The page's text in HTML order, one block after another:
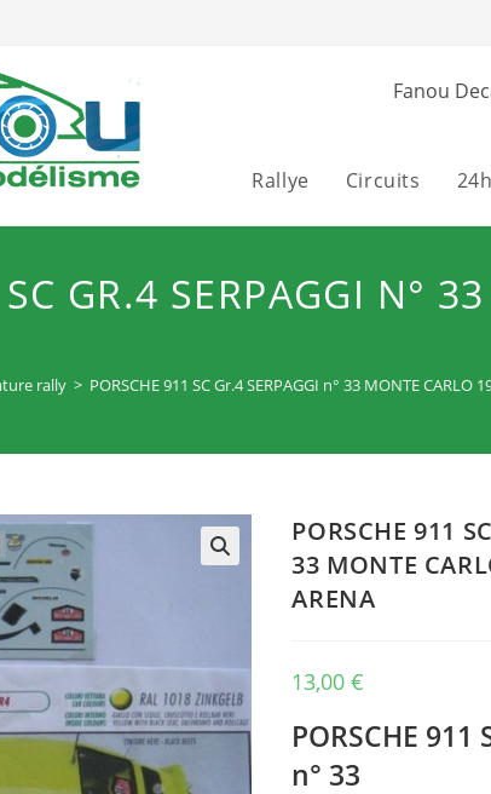
Fanou
Rallye Circuits
GR.4 SERPAGGI N°
rally > PORSCHE 911 SC Gr.4 SERPAGGI n° 33 MONTE CARLO
PORSCHE 911
33 MONTE
ARENA
13,00€
PORSCHE 911
n° 33